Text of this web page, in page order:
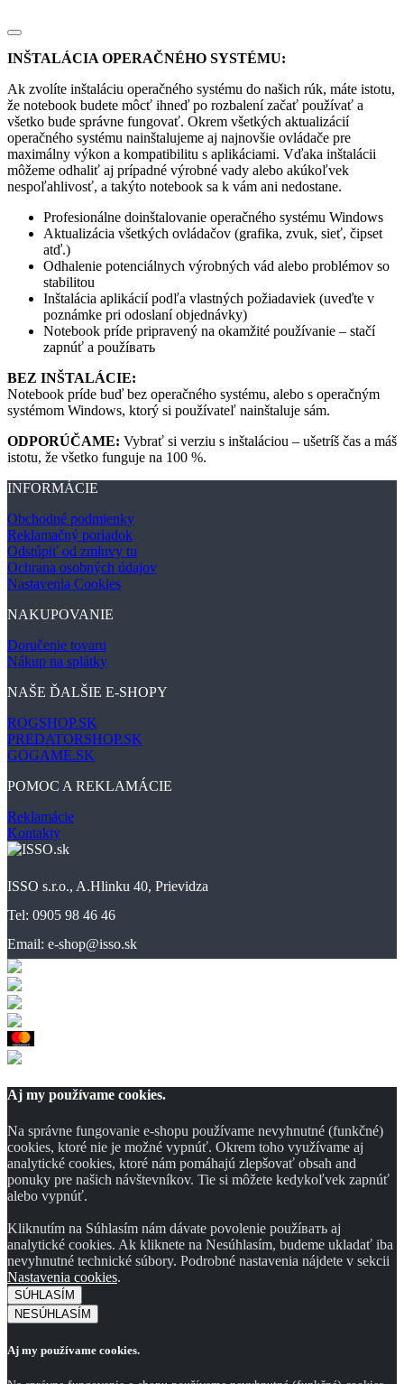
INŠTALÁCIA OPERAČNÉHO SYSTÉMU:
Ak zvolíte inštaláciu operačného systému do našich rúk, máte istotu,
že notebook budete môcť ihneď po rozbalení začať používať a
všetko bude správne fungovať. Okrem všetkých aktualizácií
operačného systému nainštalujeme aj najnovšie ovládače pre
maximálny výkon a kompatibilitu s aplikáciami. Vďaka inštalácii
môžeme odhaliť aj prípadné výrobné vady alebo akúkoľvek
nespoľahlivosť, a takýto notebook sa k vám ani nedostane.
Profesionálne doinštalovanie operačného systému Windows
Aktualizácia všetkých ovládačov (grafika, zvuk, sieť, čipset
atď.)
Odhalenie potenciálnych výrobných vád alebo problémov so
stabilitou
Inštalácia aplikácií podľa vlastných požiadaviek (uveďte v
poznámke pri odoslaní objednávky)
Notebook príde pripravený na okamžité používanie – stačí
zapnúť a použíвать
BEZ INŠTALÁCIE:
Notebook príde buď bez operačného systému, alebo s operačným
systémom Windows, ktorý si používateľ nainštaluje sám.
ODPORÚČAME: Vybrať si verziu s inštaláciou – ušetríš čas a máš
istotu, že všetko funguje na 100 %.
INFORMÁCIE
Obchodné podmienky
Reklamačný poriadok
Odstúpiť od zmluvy tu
Ochrana osobných údajov
Nastavenia Cookies
NAKUPOVANIE
Doručenie tovaru
Nákup na splátky
NAŠE ĎALŠIE E-SHOPY
ROGSHOP.SK
PREDATORSHOP.SK
GOGAME.SK
POMOC A REKLAMÁCIE
Reklamácie
Kontakty
ISSO s.r.o., A.Hlinku 40, Prievidza
Tel: 0905 98 46 46
Email: e-shop@isso.sk
Aj my používame cookies.
Na správne fungovanie e-shopu používame nevyhnutné (funkčné)
cookies, ktoré nie je možné vypnúť. Okrem toho využívame aj
analytické cookies, ktoré nám pomáhajú zlepšovať obsah and
ponuky pre našich návštevníkov. Tie si môžete kedykoľvek zapnúť
alebo vypnúť.
Kliknutím na Súhlasím nám dávate povolenie použíвать aj
analytické cookies. Ak kliknete na Nesúhlasím, budeme ukladať iba
nevyhnutné technické súbory. Podrobné nastavenia nájdete v sekcii
Nastavenia cookies.
SÚHLASÍM
NESÚHLASÍM
Aj my používame cookies.